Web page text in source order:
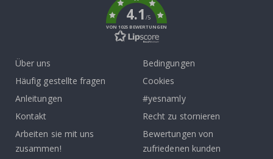
4.1/5
VON 1025 BEWERTUNGEN
Über uns
Häufig gestellte fragen
Anleitungen
Kontakt
Arbeiten sie mit uns
zusammen!
Bedingungen
Cookies
#yesnamly
Recht zu stornieren
Bewertungen von
zufriedenen kunden